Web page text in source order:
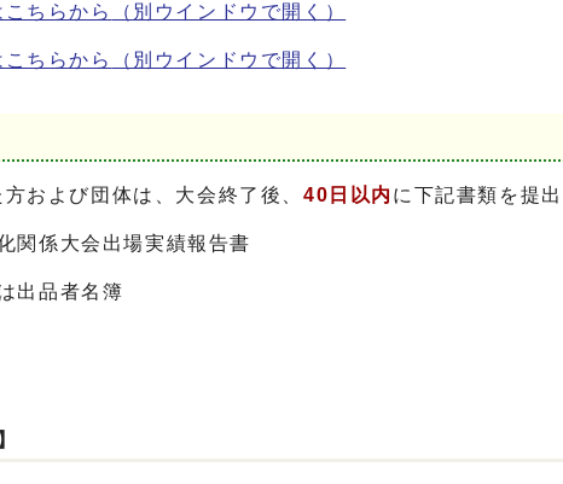
こちらから （別ウインドウで開く）
こちらから （別ウインドウで開く）
および団体は、大会終了後、40日以内 に下記書類を提
関係大会出場実績報告書
出品者名簿